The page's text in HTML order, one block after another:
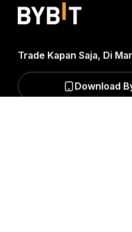
Trade Kapan Saja, Di
Download
Mulai Berdagang
$20
Gabung